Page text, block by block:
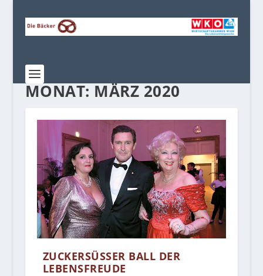
MONAT: MÄRZ 2020
ZUCKERSÜSSER BALL DER L
EBENSFREUDE